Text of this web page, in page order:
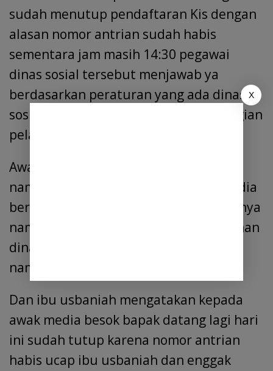
sudah menutup pendaftaran Kis dengan
alasan nomor antrian sudah habis
sementara jam masih 14:30 pegawai
dinas sosial tersebut menjawab ya
berdasarkan peraturan yang ada dinas
sosial ini kata pegawai dinas sosial bagian
pelayanan ibu usbaniah
Awal nya ibu usbaniah menyebutkan
namanya ibu erna pada saat awak media
bertanya,pada saat awak media bertanya
namanya kembali ibu pegawai pelayanan
dinas sosial tersebut menyebutkan
namanya usbaniah
Dan ibu usbaniah mengatakan kepada
awak media besok bapak datang lagi hari
ini sudah tutup karena nomor antrian
habis ucap ibu usbaniah dan enggak
X